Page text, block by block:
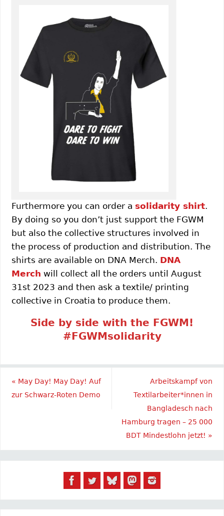
Furthermore you can order a solidarity shirt.
By doing so you don’t just support the FGWM
but also the collective structures involved in
the process of production and distribution. The
shirts are available on DNA Merch. DNA
Merch will collect all the orders until August
31st 2023 and then ask a textile/ printing
collective in Croatia to produce them.
Side by side with the FGWM!
#FGWMsolidarity
« May Day! May Day! Auf
zur Schwarz-Roten Demo
Arbeitskampf von
Textilarbeiter*innen in
Bangladesch nach
Hamburg tragen – 25 000
BDT Mindestlohn jetzt! »